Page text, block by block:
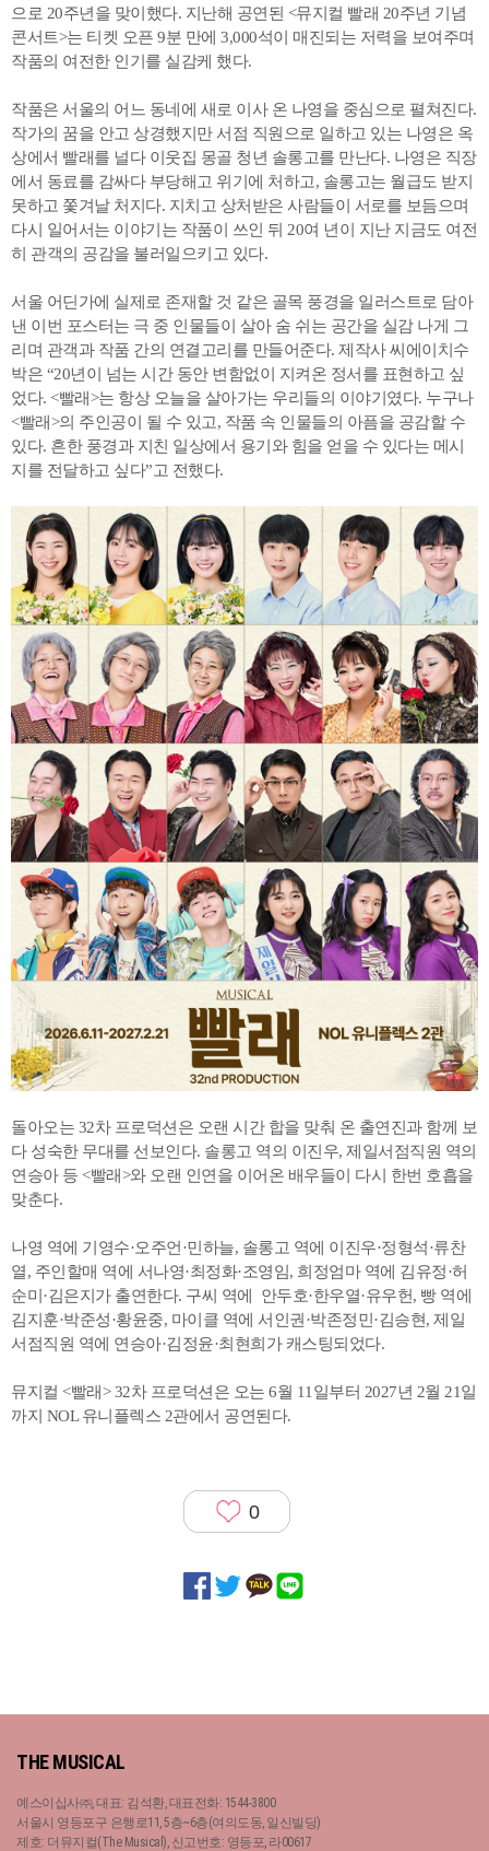
으로 20주년을 맞이했다. 지난해 공연된 <뮤지컬 빨래 20주년 기념
콘서트>는 티켓 오픈 9분 만에 3,000석이 매진되는 저력을 보여주며
작품의 여전한 인기를 실감케 했다.
작품은 서울의 어느 동네에 새로 이사 온 나영을 중심으로 펼쳐진다.
작가의 꿈을 안고 상경했지만 서점 직원으로 일하고 있는 나영은 옥
상에서 빨래를 널다 이웃집 몽골 청년 솔롱고를 만난다. 나영은 직장
에서 동료를 감싸다 부당해고 위기에 처하고, 솔롱고는 월급도 받지
못하고 쫓겨날 처지다. 지치고 상처받은 사람들이 서로를 보듬으며
다시 일어서는 이야기는 작품이 쓰인 뒤 20여 년이 지난 지금도 여전
히 관객의 공감을 불러일으키고 있다.
서울 어딘가에 실제로 존재할 것 같은 골목 풍경을 일러스트로 담아
낸 이번 포스터는 극 중 인물들이 살아 숨 쉬는 공간을 실감 나게 그
리며 관객과 작품 간의 연결고리를 만들어준다. 제작사 씨에이치수
박은 “20년이 넘는 시간 동안 변함없이 지켜온 정서를 표현하고 싶
었다. <빨래>는 항상 오늘을 살아가는 우리들의 이야기였다. 누구나
<빨래>의 주인공이 될 수 있고, 작품 속 인물들의 아픔을 공감할 수
있다. 흔한 풍경과 지친 일상에서 용기와 힘을 얻을 수 있다는 메시
지를 전달하고 싶다”고 전했다.
돌아오는 32차 프로덕션은 오랜 시간 합을 맞춰 온 출연진과 함께 보
다 성숙한 무대를 선보인다. 솔롱고 역의 이진우, 제일서점직원 역의
연승아 등 <빨래>와 오랜 인연을 이어온 배우들이 다시 한번 호흡을
맞춘다.
나영 역에 기영수·오주언·민하늘, 솔롱고 역에 이진우·정형석·류찬
열, 주인할매 역에 서나영·최정화·조영임, 희정엄마 역에 김유정·허
순미·김은지가 출연한다. 구씨 역에 안두호·한우열·유우헌, 빵 역에
김지훈·박준성·황윤중, 마이클 역에 서인권·박존정민·김승현, 제일
서점직원 역에 연승아·김정윤·최현희가 캐스팅되었다.
뮤지컬 <빨래> 32차 프로덕션은 오는 6월 11일부터 2027년 2월 21일
까지 NOL 유니플렉스 2관에서 공연된다.
0
THE MUSICAL
예스이십사㈜, 대표: 김석환, 대표전화: 1544-3800
서울시 영등포구 은행로11, 5층~6층(여의도동, 일신빌딩)
제호: 더뮤지컬(The Musical), 신고번호: 영등포, 라00617